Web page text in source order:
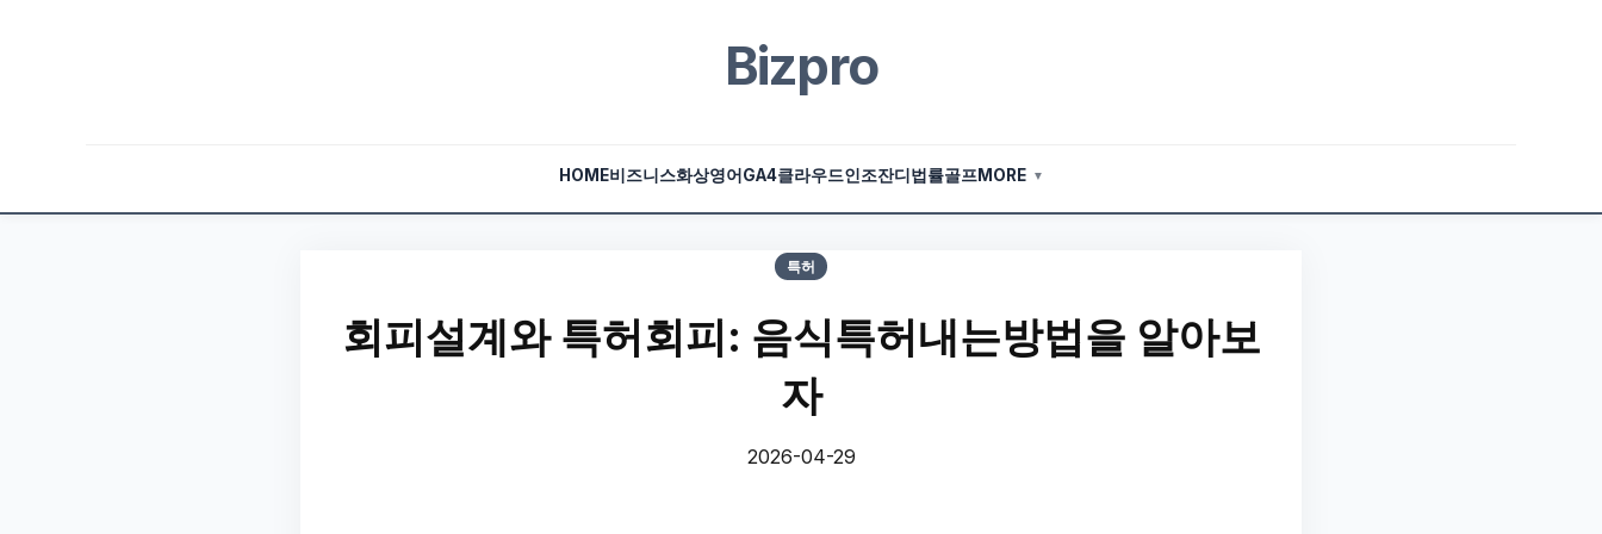
Bizpro
HOME비즈니스화상영어 GA4클라우드인조잔디 법률골프MORE ▼
특허
회피설계와 특허회피: 음식특허내는방법을 알아보
자
2026-04-29